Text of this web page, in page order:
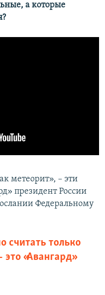
а которые
метеорит», – эти
президент России
Федеральному
только
«Авангард»